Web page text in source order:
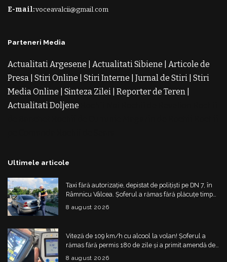
E-mail:voceavalcii@gmail.com
Parteneri Media
Actualitati Argesene Actualitati Sibiene
Articole de
Presa Stiri Online Stiri Interne Jurnal de Stiri Stiri
Media Online
Sinteza Zilei Reporter de Teren
Actualitati Doljene
Ultimele articole
Taxi fără autorizație, depistat de polițiști pe DN 7, în
Râmnicu Vâlcea. Șoferul a rămas fără plăcuțe timp
de 6 luni
8 august 2026
Viteză de 109 km/h cu alcool la volan! Șoferul a
rămas fără permis 180 de zile și a primit amendă de
4.325 de lei
8 august 2026